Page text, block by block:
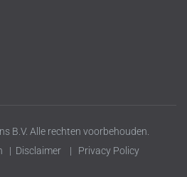
B.V. Alle rechten voorbehouden.
| Disclaimer | Privacy Policy